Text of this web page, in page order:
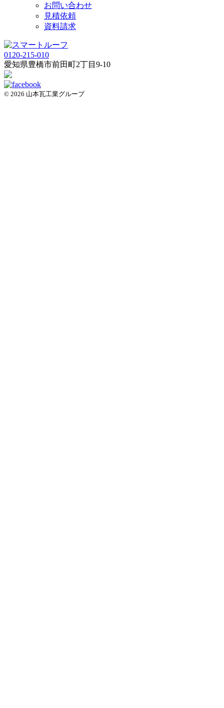
お問い合わせ
見積依頼
資料請求
0120-215-010
愛知県豊橋市前田町2丁目9-10
© 2026 山本瓦工業グループ